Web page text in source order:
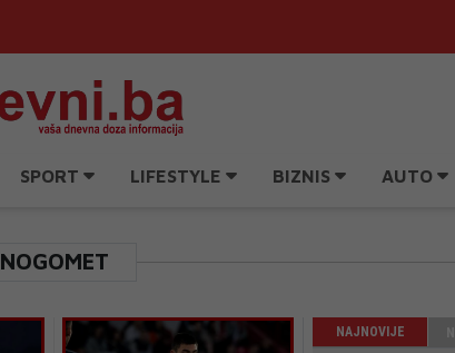
SPORT LIFESTYLE BIZNIS AUTO
NOGOMET
NAJNOVIJE